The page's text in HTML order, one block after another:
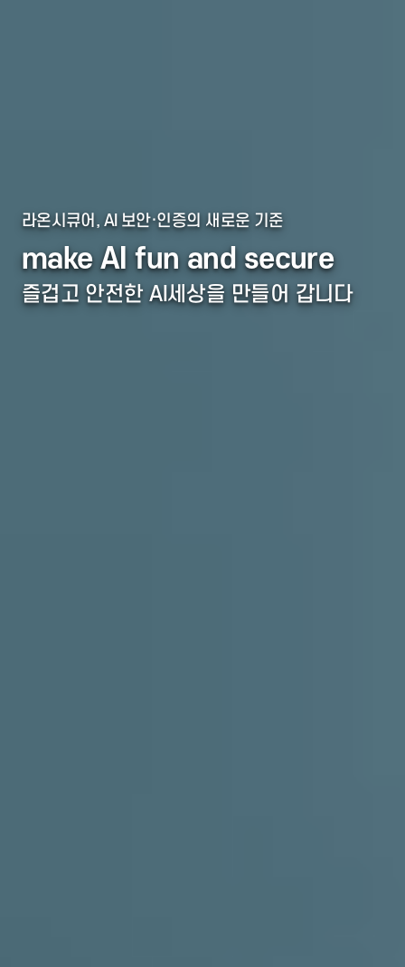
라온시큐어, AI 보안·인증의 새로운 기준
make AI fun and secure
즐겁고 안전한 AI세상을 만들어 갑니다